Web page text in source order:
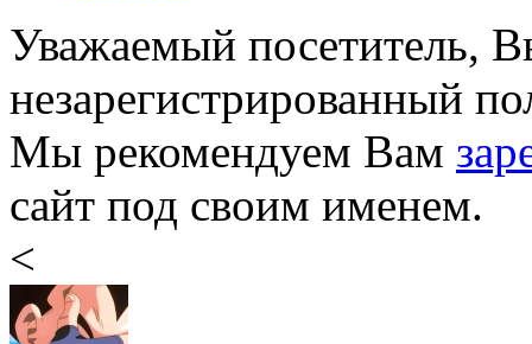
Уважаемый посетитель,
незарегистрированный
Мы рекомендуем Вам
сайт под своим именем.
<